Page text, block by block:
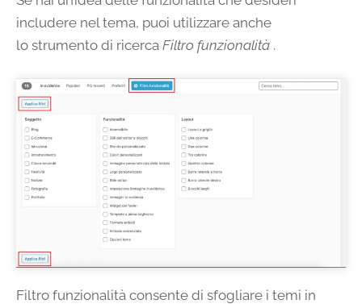
includere nel tema, puoi utilizzare anche
lo strumento di ricerca Filtro funzionalità .
Filtro funzionalità consente di sfogliare i temi in